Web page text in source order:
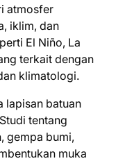
atmosfer
iklim, dan
El Niño, La
terkait dengan
klimatologi.
lapisan batuan
tentang
gempa bumi,
muka